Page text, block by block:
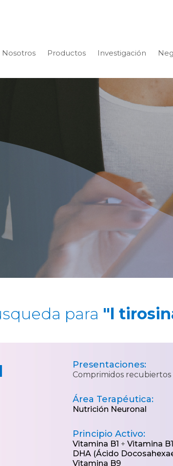
Nosotros Productos Investigación
para "l
Presentaciones:
Comprimidos recubiertos
Área Terapéutica:
Nutrición Neuronal
Principio Activo:
Vitamina B1 + Vitamina
DHA (Ácido
Vitamina B9